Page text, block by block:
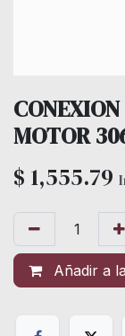
MOTOR
$ 1,555.79
Añadir a